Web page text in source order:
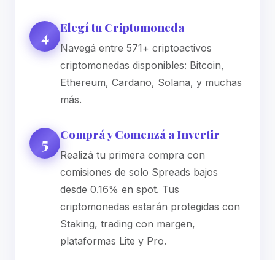
4 Elegí tu Criptomoneda
Navegá entre 571+ criptoactivos
criptomonedas disponibles: Bitcoin,
Ethereum, Cardano, Solana, y muchas
más.
5 Comprá y Comenzá a Invertir
Realizá tu primera compra con
comisiones de solo Spreads bajos
desde 0.16% en spot. Tus
criptomonedas estarán protegidas con
Staking, trading con margen,
plataformas Lite y Pro.